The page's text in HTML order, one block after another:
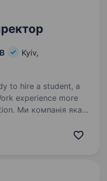
Kyiv,
to hire a student, a
experience more
яка
до досягення…